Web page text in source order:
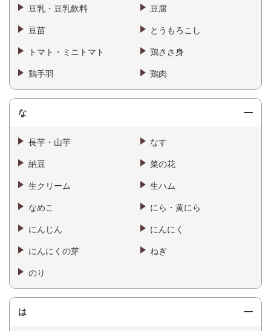
豆乳・豆乳飲料 豆腐
豆苗 とうもろこし
トマト・ミニトマト 鶏ささ身
鶏手羽 鶏肉
な
長芋・山芋 なす
納豆 菜の花
生クリーム 生ハム
なめこ にら・黄にら
にんじん にんにく
にんにくの芽 ねぎ
のり
は